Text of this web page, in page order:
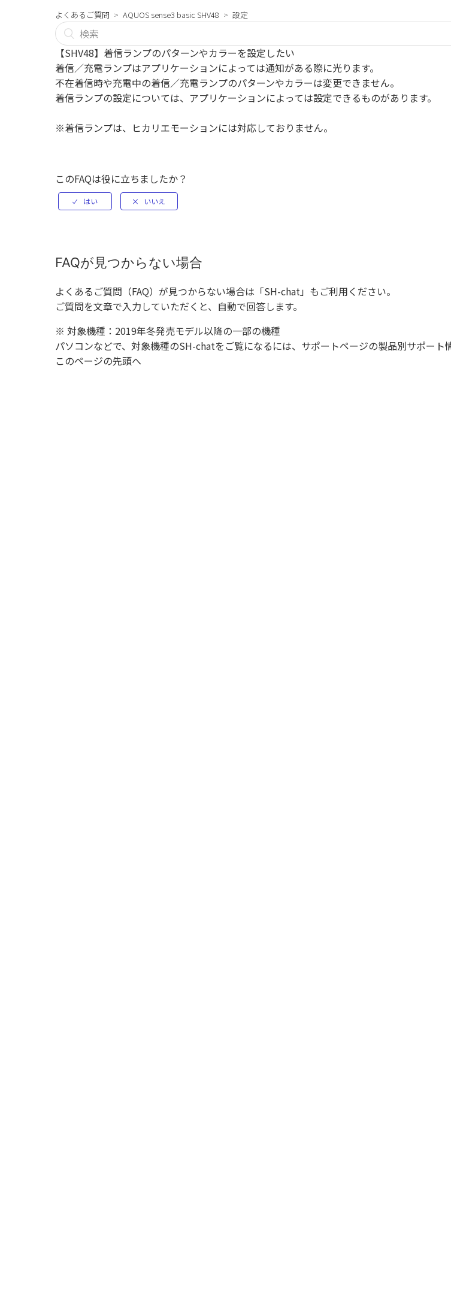
よくあるご質問 AQUOS sense3 basic SHV48 設定
【SHV48】着信ランプのパターンやカラーを設定したい
着信／充電ランプはアプリケーションによっては通知がある際に光ります。
不在着信時や充電中の着信／充電ランプのパターンやカラーは変更できません。
着信ランプの設定については、アプリケーションによっては設定できるものがあります。
※着信ランプは、ヒカリエモーションには対応しておりません。
このFAQは役に立ちましたか？
FAQが見つからない場合
よくあるご質問（FAQ）が見つからない場合は「SH-chat」もご利用ください。
ご質問を文章で入力していただくと、自動で回答します。
※ 対象機種：2019年冬発売モデル以降の一部の機種
パソコンなどで、対象機種のSH-chatをご覧になるには、サポートページの製品別サポート
このページの先頭へ